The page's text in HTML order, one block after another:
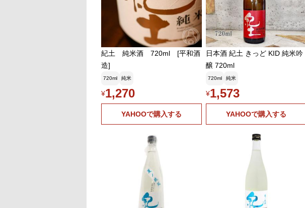
紀土 純米酒 720ml [平和酒
造]
720ml 純米
¥1,270
YAHOOで購入する
日本酒 紀土 きっど KID 純米吟
醸 720ml
720ml 純米
¥1,573
YAHOOで購入する